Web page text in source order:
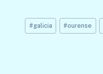
Etiquetas
de
#galicia #ourense